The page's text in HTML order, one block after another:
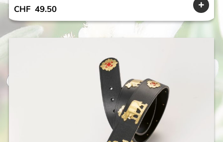
CHF 49.50